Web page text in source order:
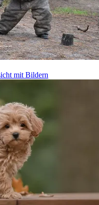
mit Bildern